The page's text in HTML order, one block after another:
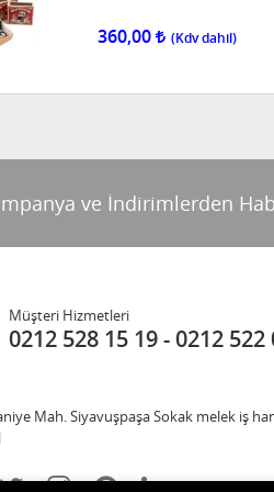
360,00
ve İndirimlerden
Müşteri Hizmetleri
0212 528 15 19 0212 522
Mah. Siyavuşpaşa Sokak melek iş